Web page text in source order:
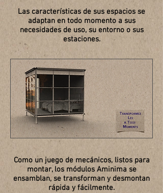
Las características de sus espacios se
adaptan en todo momento a sus
necesidades de uso, su entorno o sus
estaciones.
Como un juego de mecánicos, listos para
montar, los módulos Aminima se
ensamblan, se transforman y desmontan
rápida y fácilmente.​